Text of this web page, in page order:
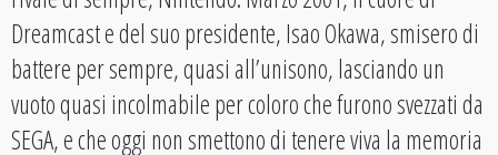
Dreamcast e del suo presidente, Isao Okawa, smisero di
battere per sempre, quasi all’unisono, lasciando un
vuoto quasi incolmabile per coloro che furono svezzati da
SEGA, e che oggi non smettono di tenere viva la memoria